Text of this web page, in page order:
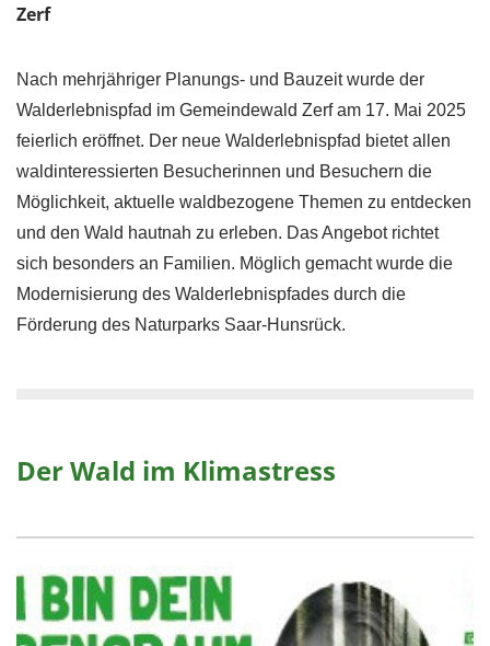
Zerf
Nach mehrjähriger Planungs- und Bauzeit wurde der
Walderlebnispfad im Gemeindewald Zerf am 17. Mai 2025
feierlich eröffnet. Der neue Walderlebnispfad bietet allen
waldinteressierten Besucherinnen und Besuchern die
Möglichkeit, aktuelle waldbezogene Themen zu entdecken
und den Wald hautnah zu erleben. Das Angebot richtet
sich besonders an Familien. Möglich gemacht wurde die
Modernisierung des Walderlebnispfades durch die
Förderung des Naturparks Saar-Hunsrück.
Der Wald im Klimastress